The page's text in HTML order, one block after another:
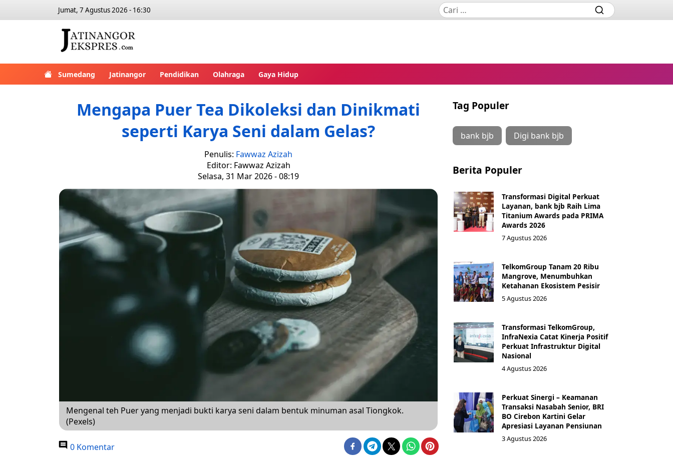
Jumat, 7 Agustus 2026 - 16:30
Sumedang Jatinangor Pendidikan Olahraga Gaya Hidup
Mengapa Puer Tea Dikoleksi dan Dinikmati
seperti Karya Seni dalam Gelas?
Penulis: Fawwaz Azizah
Editor: Fawwaz Azizah
Selasa, 31 Mar 2026 - 08:19
Mengenal teh Puer yang menjadi bukti karya seni dalam bentuk minuman asal Tiongkok.
(Pexels)
0 Komentar
Tag Populer
bank bjb Digi bank bjb
Berita Populer
Transformasi Digital Perkuat
Layanan, bank bjb Raih Lima
Titanium Awards pada PRIMA
Awards 2026
7 Agustus 2026
TelkomGroup Tanam 20 Ribu
Mangrove, Menumbuhkan
Ketahanan Ekosistem Pesisir
5 Agustus 2026
Transformasi TelkomGroup,
InfraNexia Catat Kinerja Positif
Perkuat Infrastruktur Digital
Nasional
4 Agustus 2026
Perkuat Sinergi – Keamanan
Transaksi Nasabah Senior, BRI
BO Cirebon Kartini Gelar
Apresiasi Layanan Pensiunan
3 Agustus 2026